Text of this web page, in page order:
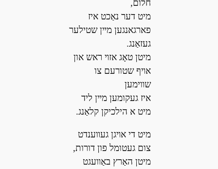
חלום,
מיט דער נאַכט איז
פארגאנגען מײן שטילער
געזאַנג.
מיטן טאָג אזױ ראש און
אױף שטורעם צו
שװימען
איז געקומען מײן ליד
מיט א הילכיקן קלאַנג.
מיט די אױגן געװענדט
צום געטומל פון דורות,
מיטן האַרץ באַװעגט